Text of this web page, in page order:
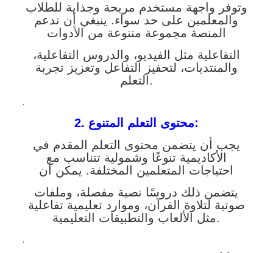
وتوفر واجهة مستخدم مريحة وجذابة للطلاب
والمعلمين على حد سواء. ينبغي أن تدعم
المنصة مجموعة متنوعة من الأدوات
التفاعلية مثل الفيديو، والدروس التفاعلية،
والمنتديات، لتحفيز التفاعل وتعزيز تجربة
التعلم.
.
2. محتوى التعلم المتنوع:
يجب أن يتضمن محتوى التعلم المقدم في
الأكاديمية تنوعًا وشمولية تتناسب مع
احتياجات المتعلمين المختلفة. يمكن أن
يتضمن ذلك دروسًا نصية مفصلة، وملفات
صوتية لتلاوة القرآن، وموارد تعليمية تفاعلية
مثل الألعاب والتطبيقات التعليمية.
.